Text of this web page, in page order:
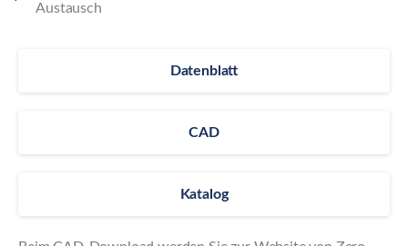
Austausch
Datenblatt
CAD
Katalog